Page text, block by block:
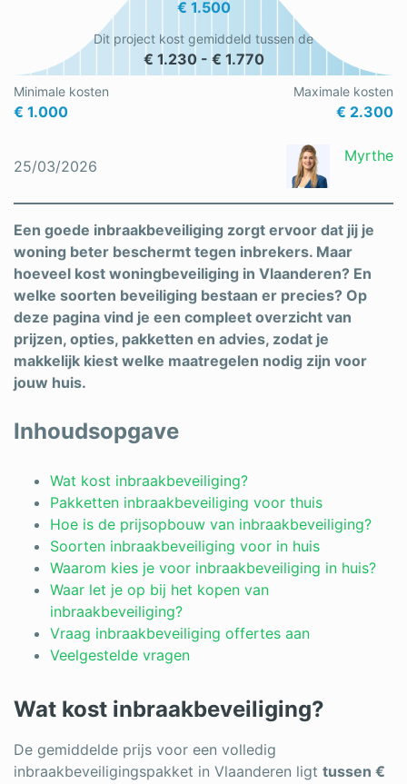
Schrijnwerker
Stukadoor
Tegelzetter
Vochtbestrijding
Zonnepanelen
Zonwering
Bent u een vakspecialist?
Minimale kosten
€ 1.000
€ 1.500
Maximale kosten
€ 2.300
Dit project kost gemiddeld tussen de
€ 1.230 - € 1.770
25/03/2026
Myrthe
Een goede inbraakbeveiliging zorgt ervoor dat jij je
woning beter beschermt tegen inbrekers. Maar
hoeveel kost woningbeveiliging in Vlaanderen? En
welke soorten beveiliging bestaan er precies? Op
deze pagina vind je een compleet overzicht van
prijzen, opties, pakketten en advies, zodat je
makkelijk kiest welke maatregelen nodig zijn voor
jouw huis.
Inhoudsopgave
Wat kost inbraakbeveiliging?
Pakketten inbraakbeveiliging voor thuis
Hoe is de prijsopbouw van inbraakbeveiliging?
Soorten inbraakbeveiliging voor in huis
Waarom kies je voor inbraakbeveiliging in huis?
Waar let je op bij het kopen van
inbraakbeveiliging?
Vraag inbraakbeveiliging offertes aan
Veelgestelde vragen
Wat kost inbraakbeveiliging?
De gemiddelde prijs voor een volledig
inbraakbeveiligingspakket in Vlaanderen ligt tussen €